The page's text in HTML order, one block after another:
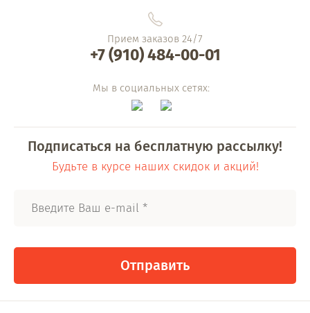
Прием заказов 24/7
+7 (910) 484-00-01
Мы в социальных сетях:
Подписаться на бесплатную рассылку!
Будьте в курсе наших скидок и акций!
Отправить